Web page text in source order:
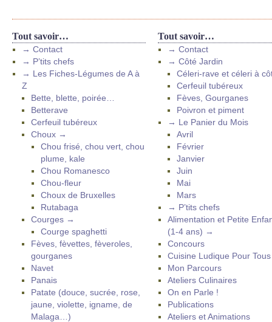
Tout savoir…
→ Contact
→ P’tits chefs
→ Les Fiches-Légumes de A à
Z
Bette, blette, poirée…
Betterave
Cerfeuil tubéreux
Choux →
Chou frisé, chou vert, chou
plume, kale
Chou Romanesco
Chou-fleur
Choux de Bruxelles
Rutabaga
Courges →
Courge spaghetti
Fèves, fèvettes, fèveroles,
gourganes
Navet
Panais
Patate (douce, sucrée, rose,
jaune, violette, igname, de
Malaga…)
Tout savoir…
→ Contact
→ Côté Jardin
Céleri-rave et céleri à
Cerfeuil tubéreux
Fèves, Gourganes
Poivron et piment
→ Le Panier du Mois
Avril
Février
Janvier
Juin
Mai
Mars
→ P’tits chefs
Alimentation et Petite
(1-4 ans) →
Concours
Cuisine Ludique Pour
Mon Parcours
Ateliers Culinaires
On en Parle !
Publications
Ateliers et Animations